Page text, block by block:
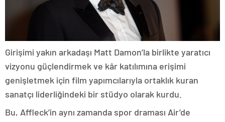
Girişimi yakın arkadaşı Matt Damon’la birlikte yaratıcı
vizyonu güçlendirmek ve kâr katılımına erişimi
genişletmek için film yapımcılarıyla ortaklık kuran
sanatçı liderliğindeki bir stüdyo olarak kurdu.
Bu, Affleck’in aynı zamanda spor draması Air’de